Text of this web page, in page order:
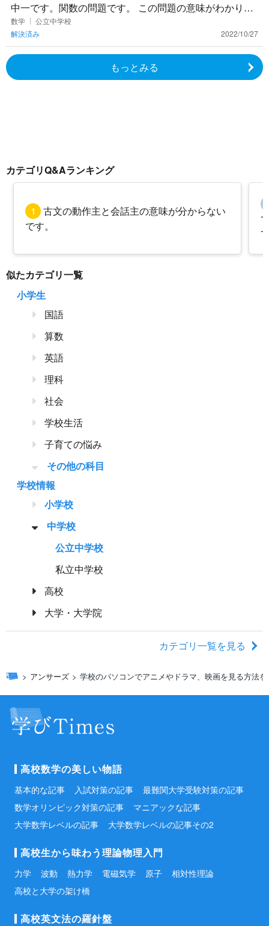
中一です。関数の問題です。 この問題の意味がわかりま
せん( ; ; ) 上の画像が分からない問題で、下の画像が前の1
12
数学
公立中学校
解決済み
2022/10/27
もっとみる
カテゴリQ&Aランキング
1
古文の動作主と会話主の意味が分からない
です。
似たカテゴリ一覧
小学生
国語
算数
英語
理科
社会
学校生活
子育ての悩み
その他の科目
学校情報
小学校
中学校
公立中学校
私立中学校
高校
大学・大学院
カテゴリ一覧を見る
アンサーズ 学校のパソコンでアニメやドラマ、映画を見る方法
高校数学の美しい物語
基本的な記事 入試対策の記事
最難関大学受験対策の記事
数学オリンピック対策の記事
マニアックな記事
大学数学レベルの記事
大学数学レベルの記事その2
高校生から味わう理論物理入門
力学 波動 熱力学 電磁気学 原子
相対性理論
高校と大学の架け橋
高校英文法の羅針盤